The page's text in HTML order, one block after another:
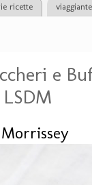
ricette
e